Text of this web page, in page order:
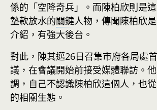
係的「空降奇兵」。而陳柏欣則是
墊款放水的關鍵人物，傳聞陳柏欣
介紹，有強大後台。
對此，陳其邁26日召集市府各局處
議，在會議開始前接受媒體聯訪。
調，自己不認識陳柏欣這個人，也
的相關生態。